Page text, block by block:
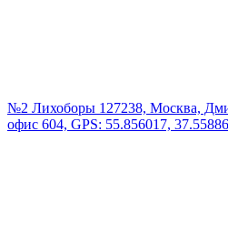
№2 Лихоборы 127238, Москва,
офис 604, GPS: 55.856017,